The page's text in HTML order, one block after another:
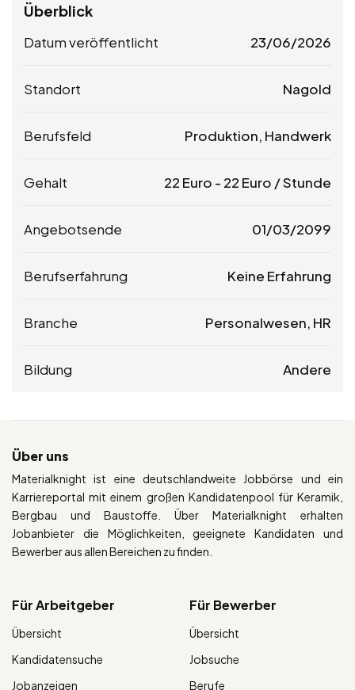
Überblick
Datum veröffentlicht 23/06/2026
Standort Nagold
Berufsfeld Produktion, Handwerk
Gehalt 22 Euro - 22 Euro / Stunde
Angebotsende 01/03/2099
Berufserfahrung Keine Erfahrung
Branche Personalwesen, HR
Bildung Andere
Über uns
Materialknight ist eine deutschlandweite Jobbörse und ein
Karriereportal mit einem großen Kandidatenpool für Keramik,
Bergbau und Baustoffe. Über Materialknight erhalten
Jobanbieter die Möglichkeiten, geeignete Kandidaten und
Bewerber aus allen Bereichen zu finden.
Für Arbeitgeber
Übersicht
Kandidatensuche
Jobanzeigen
Für Bewerber
Übersicht
Jobsuche
Berufe